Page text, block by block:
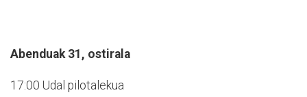
Abenduak 31, ostirala
17:00 Udal pilotalekua